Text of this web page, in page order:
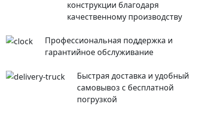
конструкции благодаря
качественному производству
Профессиональная поддержка и
гарантийное обслуживание
Быстрая доставка и удобный
самовывоз с бесплатной
погрузкой